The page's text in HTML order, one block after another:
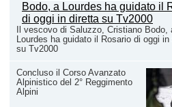
Il vescovo di Saluzzo, Cristiano Bodo,
Lourdes ha guidato il Rosario di oggi in
su Tv2000
Concluso il Corso Avanzato
Alpinistico del 2° Reggimento
Alpini